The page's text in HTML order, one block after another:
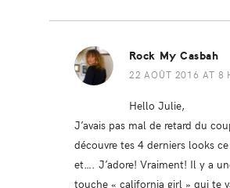
Rock My Casbah
22 AOÛT 2016 AT 8
Hello Julie,
J’avais pas mal de retard du
découvre tes 4 derniers looks
et…. J’adore! Vraiment! Il y a
touche « california girl » qui te